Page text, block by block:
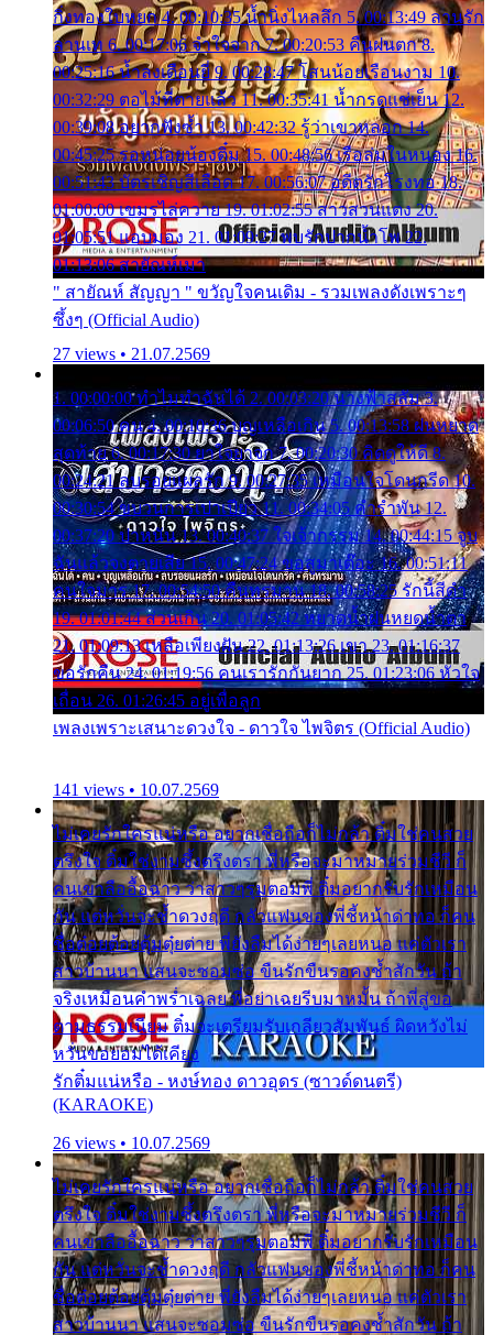
กิ่งทองใบหยก 4. 00:10:35 น้ำนิ่งไหลลึก 5. 00:13:49 ลานรัก
ลานเท 6. 00:17:06 จำใจจาก 7. 00:20:53 คืนฝนตก 8.
00:25:16 น้ำลงเดือนยี่ 9. 00:28:47 โสนน้อยเรือนงาม 10.
00:32:29 ตอไม้ที่ตายแล้ว 11. 00:35:41 น้ำกรดแช่เย็น 12.
00:39:08 อยากฟังซ้ำ 13. 00:42:32 รู้ว่าเขาหลอก 14.
00:45:25 รอหน่อยน้องติ๋ม 15. 00:48:56 เรือล่มในหนอง 16.
00:51:43 บัตรเชิญสีเลือด 17. 00:56:07 อดีตรักโรงทอ 18.
01:00:00 เขมรไล่ควาย 19. 01:02:55 สาวสวนแตง 20.
01:05:51 แอบมอง 21. 01:09:27 พบรักปากน้ำโพ 22.
01:13:06 สายัณห์เมา
" สายัณห์ สัญญา " ขวัญใจคนเดิม - รวมเพลงดังเพราะๆ
ซึ้งๆ (Official Audio)
27 views • 21.07.2569
1. 00:00:00 ทำไมทำฉันได้ 2. 00:03:20 นางฟ้าสลัม 3.
00:06:50 คน 4. 00:10:36 บุญเหลือเกิน 5. 00:13:58 ฝนหยาด
สุดท้าย 6. 00:17:30 ยาใจยาจก 7. 00:20:30 คิดดูให้ดี 8.
00:24:21 ลบรอยแผลรัก 9. 00:27:35 เหมือนใจโดนกรีด 10.
00:30:54 ขบวนการเปาเปียว 11. 00:34:05 คำรำพัน 12.
00:37:20 ปาหนัน 13. 00:40:37 ใจเจ้ากรรม 14. 00:44:15 จูบ
ฉันแล้วจงตายเสีย 15. 00:47:24 ขอสูมาเต๊อะ 16. 00:51:11
คนใจมาร 17. 00:54:50 คืนทรมาน 18. 00:58:25 รักนี้สีดำ
19. 01:01:44 ส่วนเกิน 20. 01:05:42 หยาดน้ำฝนหยดน้ำตา
21. 01:09:13 เหลือเพียงฝัน 22. 01:13:26 เขา 23. 01:16:37
ขอรักคืน 24. 01:19:56 คนเรารักกันยาก 25. 01:23:06 หัวใจ
เถื่อน 26. 01:26:45 อยู่เพื่อลูก
เพลงเพราะเสนาะดวงใจ - ดาวใจ ไพจิตร (Official Audio)
141 views • 10.07.2569
ไม่เคยรักใครแน่หรือ อยากเชื่อถือก็ไม่กล้า ติ๋มใช่คนสวย
ตรึงใจ ติ๋มใช่งามซึ้งตรึงตรา พี่หรือจะมาหมายร่วมชีวี ก็
คนเขาลืออื้อฉาว ว่าสาวๆรุมตอมพี่ ติ๋มอยากรับรักเหมือน
กัน แต่หวั่นจะช้ำดวงฤดี กลัวแฟนของพี่ชี้หน้าด่าทอ ก็คน
ชื่อต๋อยต้อยตุ้มตุ๋ยต่าย พี่ยังลืมได้ง่ายๆเลยหนอ แค่ตัวเรา
สาวบ้านนา แสนจะซอมซ่อ ขืนรักขืนรอคงช้ำสักวัน ถ้า
จริงเหมือนคำพร่ำเฉลย พี่อย่าเฉยรีบมาหมั้น ถ้าพี่สู่ขอ
ตามธรรมเนียม ติ๋มจะเตรียมรับเกลียวสัมพันธ์ ผิดหวังไม่
หวั่นขอยอมได้เคียง
รักติ๋มแน่หรือ - หงษ์ทอง ดาวอุดร (ซาวด์ดนตรี)
(KARAOKE)
26 views • 10.07.2569
ไม่เคยรักใครแน่หรือ อยากเชื่อถือก็ไม่กล้า ติ๋มใช่คนสวย
ตรึงใจ ติ๋มใช่งามซึ้งตรึงตรา พี่หรือจะมาหมายร่วมชีวี ก็
คนเขาลืออื้อฉาว ว่าสาวๆรุมตอมพี่ ติ๋มอยากรับรักเหมือน
กัน แต่หวั่นจะช้ำดวงฤดี กลัวแฟนของพี่ชี้หน้าด่าทอ ก็คน
ชื่อต๋อยต้อยตุ้มตุ๋ยต่าย พี่ยังลืมได้ง่ายๆเลยหนอ แค่ตัวเรา
สาวบ้านนา แสนจะซอมซ่อ ขืนรักขืนรอคงช้ำสักวัน ถ้า